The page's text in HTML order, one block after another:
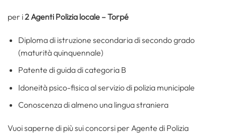
per i2 Agenti Polizia locale – Torpé
Diploma di istruzione secondaria di secondo grado
(maturità quinquennale)
Patente di guida di categoria B
Idoneità psico-fisica al servizio di polizia municipale
Conoscenza di almeno una lingua straniera
Vuoi saperne di più sui concorsi per Agente di Polizia